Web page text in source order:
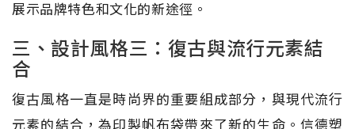
展示品牌特色和文化的新途徑。
三、設計風格三：復古與流行元素結
合
復古風格一直是時尚界的重要組成部分，與現代流行
元素的結合，為印製帆布袋帶來了新的生命。信德塑